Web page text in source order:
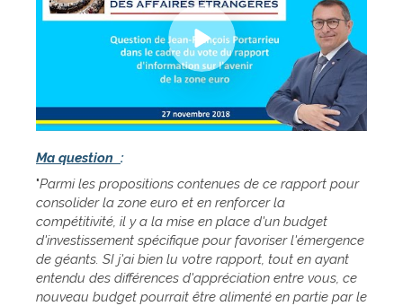
Ma question :
"Parmi les propositions contenues de ce rapport pour
consolider la zone euro et en renforcer la
compétitivité, il y a la mise en place d'un budget
d'investissement spécifique pour favoriser l'émergence
de géants. SI j'ai bien lu votre rapport, tout en ayant
entendu des différences d'appréciation entre vous, ce
nouveau budget pourrait être alimenté en partie par le